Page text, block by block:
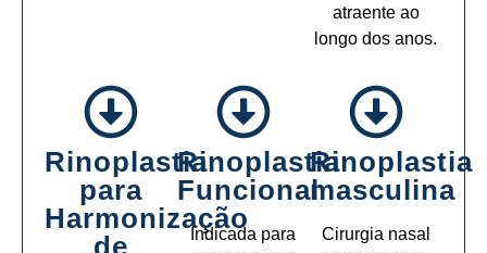
atraente ao
longo dos anos.
Rinoplastia
para
Harmonização
Rinoplastia
Funcional
Indicada para
Rinoplastia
masculina
Cirurgia nasal